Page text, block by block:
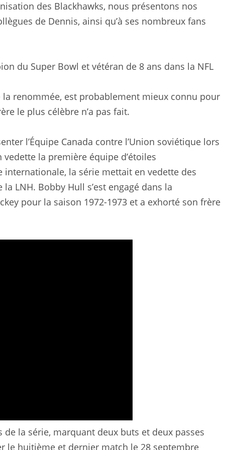
des Blackhawks, nous présentons nos
de Dennis, ainsi qu’à ses nombreux fans
du Super Bowl et vétéran de 8 ans dans la NFL
renommée, est probablement mieux connu pour
le plus célèbre n’a pas fait.
l’Équipe Canada contre l’Union soviétique lors
la première équipe d’étoiles
la série mettait en vedette des
LNH. Bobby Hull s’est engagé dans la
pour la saison 1972-1973 et a exhorté son frère
la série, marquant deux buts et deux passes
le huitième et dernier match le 28 septembre